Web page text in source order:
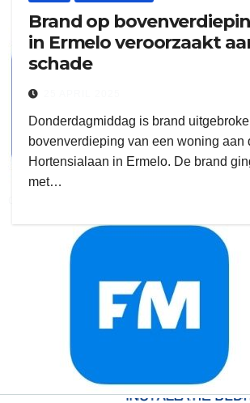
zielman
delangekortland
Brand op
in Ermelo veroorzaakt
schade
Donderdagmiddag is brand
bovenverdieping van een woning aan
Hortensialaan in Ermelo. De brand
met…